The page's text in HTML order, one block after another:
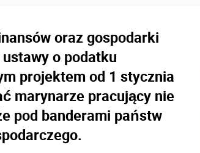
oraz gospodarki
o podatku
projektem od 1 stycznia
marynarze pracujący nie
pod banderami państw